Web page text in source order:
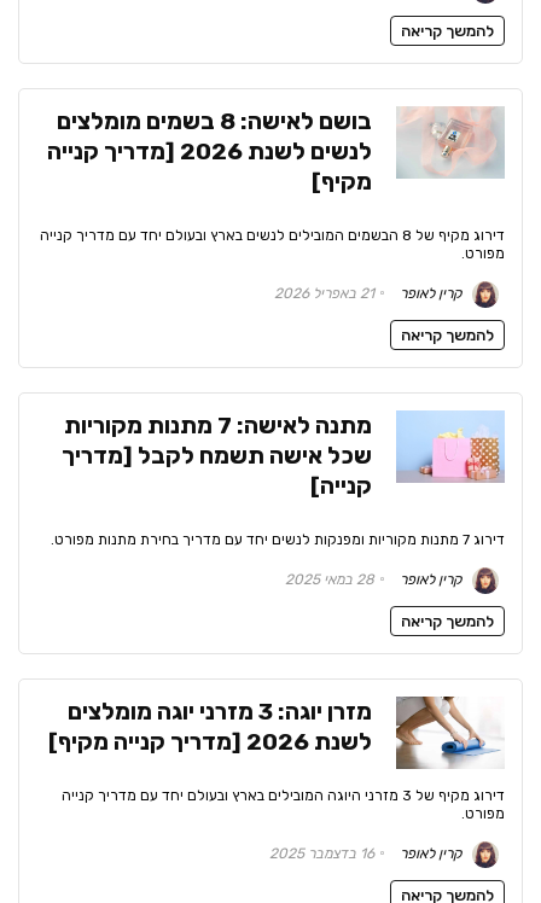
להמשך קריאה
בושם לאישה: 8 בשמים מומלצים
לנשים לשנת 2026 [מדריך קנייה
מקיף]
דירוג מקיף של 8 הבשמים המובילים לנשים בארץ ובעולם יחד עם מדריך קנייה
מפורט.
קרין לאופר 21 באפריל 2026
להמשך קריאה
מתנה לאישה: 7 מתנות מקוריות
שכל אישה תשמח לקבל [מדריך
קנייה]
דירוג 7 מתנות מקוריות ומפנקות לנשים יחד עם מדריך בחירת מתנות מפורט.
קרין לאופר 28 במאי 2025
להמשך קריאה
מזרן יוגה: 3 מזרני יוגה מומלצים
לשנת 2026 [מדריך קנייה מקיף]
דירוג מקיף של 3 מזרני היוגה המובילים בארץ ובעולם יחד עם מדריך קנייה
מפורט.
קרין לאופר 16 בדצמבר 2025
להמשך קריאה